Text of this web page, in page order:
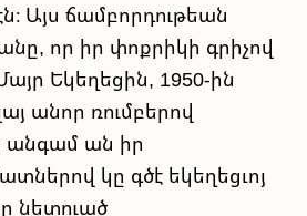
Այս ճամբորդութեան
որ իր փոքրիկի գրիչով
Եկեղեցին, 1950-ին
անոր ռումբերով
անգամ ան իր
կը գծէ եկեղեցւոյ
նետուած